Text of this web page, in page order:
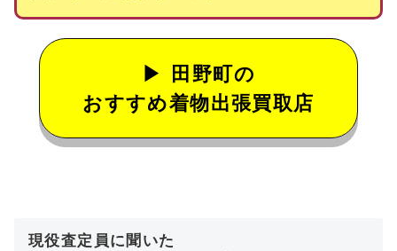
田野町の
おすすめ着物出張買取店
現役査定員に聞いた